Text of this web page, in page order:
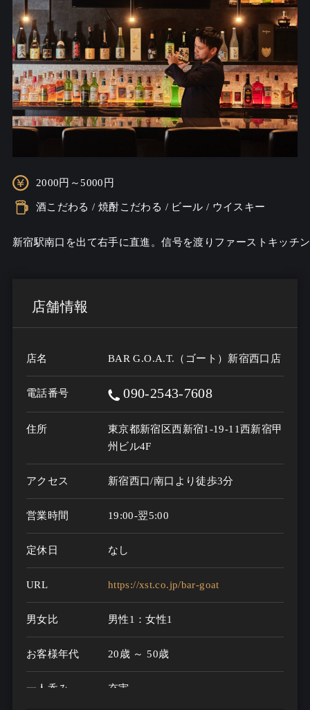
2000円～5000円
酒こだわる / 焼酎こだわる / ビール / ウイスキー
新宿駅南口を出て右手に直進。信号を渡りファーストキッチ
店舗情報
店名 BAR G.O.A.T.（ゴート）新宿西口店
電話番号 090-2543-7608
住所
東京都新宿区西新宿1-19-11西新宿甲
州ビル4F
アクセス 新宿西口/南口より徒歩3分
営業時間 19:00-翌5:00
定休日 なし
URL https://xst.co.jp/bar-goat
男女比 男性1：女性1
お客様年代 20歳 ～ 50歳
一人呑み
充実